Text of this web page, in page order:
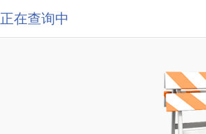
正在查询中